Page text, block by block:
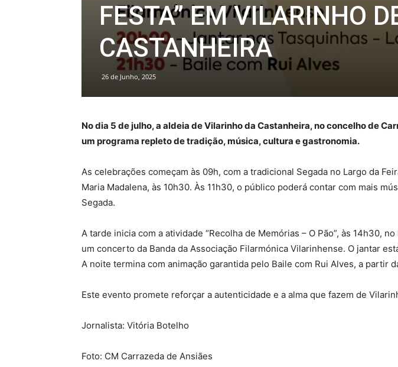
FESTA” EM VILARINHO
CASTANHEIRA
26 de Junho, 2025
No dia 5 de julho, a aldeia de Vilarinho da Castanheira, no concelho de
um programa repleto de tradição, música, cultura e gastronomia.
As celebrações começam às 09h, com a tradicional Segada no Largo da
Maria Madalena, às 10h30. Às 11h30, o público poderá contar com mais
Segada.
A tarde inicia com a atividade “Recolha de Memórias – O Pão”, às 14h30,
um concerto da Banda da Associação Filarmónica Vilarinhense. O jantar
A noite termina com animação garantida pelo Baile com Rui Alves, a partir
Este evento promete reforçar a autenticidade e a alma que fazem de
Jornalista: Vitória Botelho
Foto: CM Carrazeda de Ansiães